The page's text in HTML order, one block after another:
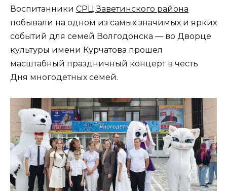
Воспитанники СРЦ Заветинского района
побывали на одном из самых значимых и ярких
событий для семей Волгодонска — во Дворце
культуры имени Курчатова прошел
масштабный праздничный концерт в честь
Дня многодетных семей.